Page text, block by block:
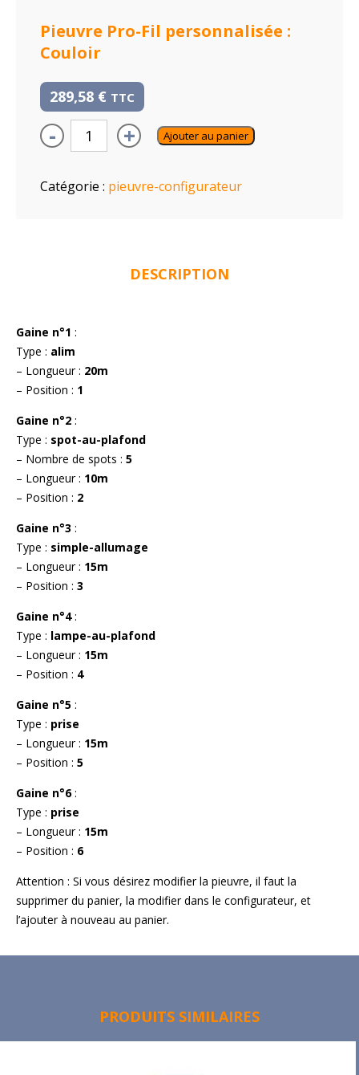
Pieuvre Pro-Fil personnalisée :
Couloir
289,58 € TTC
- + Ajouter au panier
Catégorie : pieuvre-configurateur
DESCRIPTION
Gaine n°1 :
Type : alim
– Longueur : 20m
– Position : 1
Gaine n°2 :
Type : spot-au-plafond
– Nombre de spots : 5
– Longueur : 10m
– Position : 2
Gaine n°3 :
Type : simple-allumage
– Longueur : 15m
– Position : 3
Gaine n°4:
Type : lampe-au-plafond
– Longueur : 15m
– Position : 4
Gaine n°5 :
Type : prise
– Longueur : 15m
– Position : 5
Gaine n°6:
Type : prise
– Longueur : 15m
– Position : 6
Attention : Si vous désirez modifier la pieuvre, il faut la
supprimer du panier, la modifier dans le configurateur, et
l’ajouter à nouveau au panier.
PRODUITS SIMILAIRES